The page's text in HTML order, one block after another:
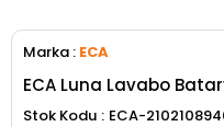
Marka : ECA
ECA Luna Lavabo
Stok Kodu
ECA-